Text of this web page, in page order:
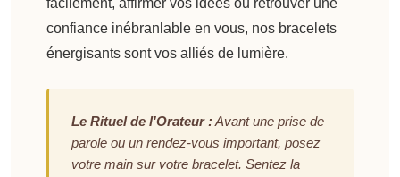
facilement, affirmer vos idées ou retrouver une
confiance inébranlable en vous, nos bracelets
énergisants sont vos alliés de lumière.
Le Rituel de l'Orateur :Avant une prise de
parole ou un rendez-vous important, posez
votre main sur votre bracelet. Sentez la